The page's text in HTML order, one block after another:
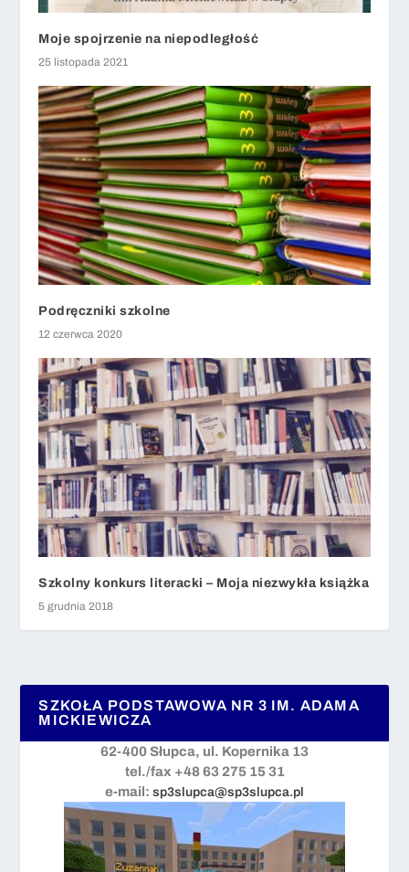
Moje spojrzenie na niepodległość
25 listopada 2021
Podręczniki szkolne
12 czerwca 2020
Szkolny konkurs literacki – Moja niezwykła książka
5 grudnia 2018
SZKOŁA PODSTAWOWA NR 3 IM. ADAMA
MICKIEWICZA
62-400 Słupca, ul. Kopernika 13
tel./fax +48 63 275 15 31
e-mail: sp3slupca@sp3slupca.pl